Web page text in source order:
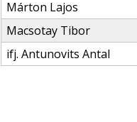
Márton Lajos
Macsotay Tibor
ifj. Antunovits Antal